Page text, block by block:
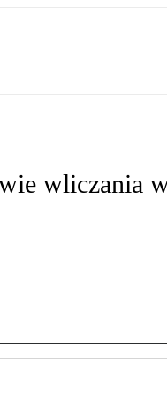
wliczania